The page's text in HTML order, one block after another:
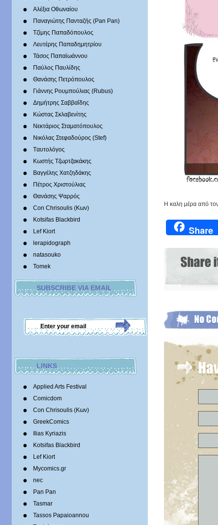
Αλέξια Οθωναίου
Παναγιώτης Πανταζής (Pan Pan)
Τζίμης Παπαδόπουλος
Λευτέρης Παπαδημητρίου
Τάσος Παπαϊωάννου
Παύλος Παυλίδης
Θανάσης Πετρόπουλος
Γιάννης Ρουμπούλιας (Rubus)
Δημήτρης Σαββαΐδης
Κώστας Σκλαβενίτης
Νεκτάριος Σταματόπουλος
Νικόλας Στεφαδούρος (Stef)
Tαυτολόγος
Κωστής Τζωρτζακάκης
Βαγγέλης Χατζηδάκης
Πέτρος Χριστούλιας
Θανάσης Ψαρρός
Con Chrisoulis (Κων)
Kotsifas Blackbird
Lef Kiort
lerapidograph
natasouko
Tomek
SUBSCRIBE VIA EMAIL
LINKS
Applied Arts Festival
Comicdom
Con Chrisoulis (Κων)
GreekComics
Ilias Kyriazis
Kotsifas Blackbird
Lef Kiort
Mycomics.gr
nec
Pan Pan
Tasmar
Tassos Papaioannou
H καλη μέρα από
Share